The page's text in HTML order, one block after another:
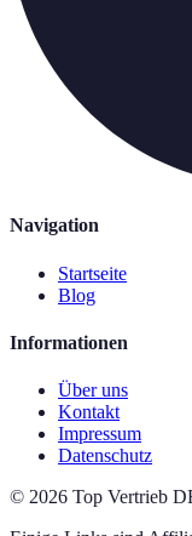
Navigation
Startseite
Blog
Informationen
Über uns
Kontakt
Impressum
Datenschutz
© 2026 Top Vertrieb